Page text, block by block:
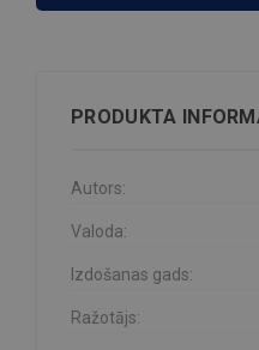
PRODUKTA
Autors:
Valoda:
Izdošanas gads:
Ražotājs: